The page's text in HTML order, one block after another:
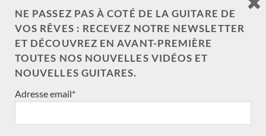
Nouveau
NE PASSEZ PAS À COTÉ DE LA GUITARE DE
VOS RÊVES : RECEVEZ NOTRE NEWSLETTER
ET DÉCOUVREZ EN AVANT-PREMIÈRE
TOUTES NOS NOUVELLES VIDÉOS ET
NOUVELLES GUITARES.
Adresse email*